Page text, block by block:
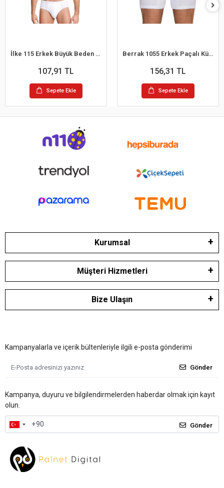
İlke 115 Erkek Büyük Beden Kom Slip Külot 2XL
107,91 TL
Sepete Ekle
Berrak 1055 Erkek Paçalı Külot M
156,31 TL
Sepete Ekle
Kurumsal
Müşteri Hizmetleri
Bize Ulaşın
Kampanyalarla ve içerik bültenleriyle ilgili e-posta gönderimi
Gönder
Kampanya, duyuru ve bilgilendirmelerden haberdar olmak için kayıt
olun.
Gönder